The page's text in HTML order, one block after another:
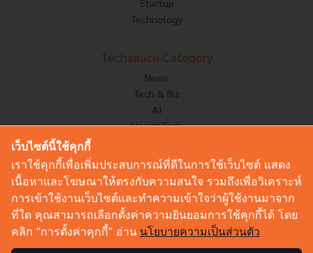
Startup
Technology
Techsauce Category
News
Tech & Biz
AI
HealthTech
Corp Innov
Saucy Thoughts
Sustainable
Videos
Podcast
เว็บไซต์นี้ใช้คุกกี้
เราใช้คุกกี้เพื่อเพิ่มประสบการณ์ที่ดีในการใช้เว็บไซต์ แสดง
เนื้อหาและโฆษณาให้ตรงกับความสนใจ รวมถึงเพื่อวิเคราะห์
การเข้าใช้งานเว็บไซต์และทำความเข้าใจว่าผู้ใช้งานมาจาก
ที่ใด คุณสามารถเลือกตั้งค่าความยินยอมการใช้คุกกี้ได้ โดย
คลิก “การตั้งค่าคุกกี้” อ่าน นโยบายความเป็นส่วนตัว